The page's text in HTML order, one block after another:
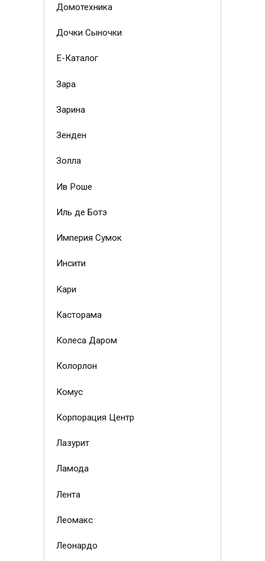
Домотехника
Дочки Сыночки
Е-Каталог
Зара
Зарина
Зенден
Золла
Ив Роше
Иль де Ботэ
Империя Сумок
Инсити
Кари
Касторама
Колеса Даром
Колорлон
Комус
Корпорация Центр
Лазурит
Ламода
Лента
Леомакс
Леонардо